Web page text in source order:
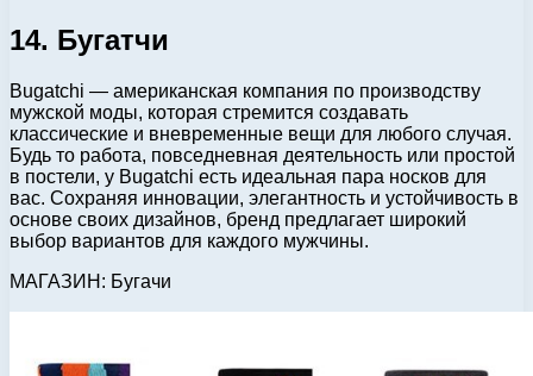
14. Бугатчи
Bugatchi — американская компания по производству
мужской моды, которая стремится создавать
классические и вневременные вещи для любого случая.
Будь то работа, повседневная деятельность или простой
в постели, у Bugatchi есть идеальная пара носков для
вас. Сохраняя инновации, элегантность и устойчивость в
основе своих дизайнов, бренд предлагает широкий
выбор вариантов для каждого мужчины.
МАГАЗИН: Бугачи